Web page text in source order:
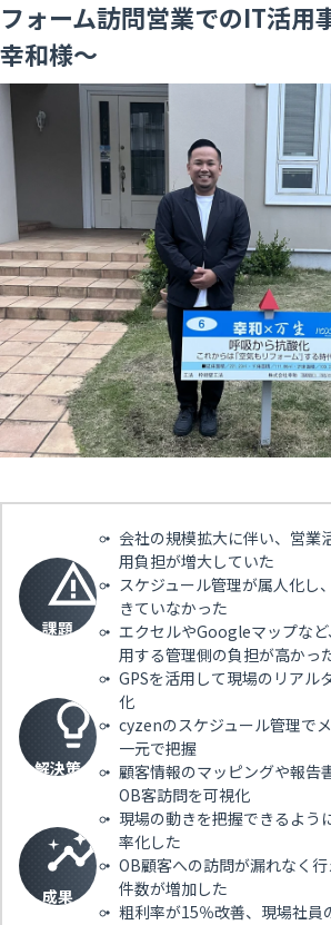
フォーム訪問営業でのIT活用
幸和様～
課題
会社の規模拡大に伴い、営業
用負担が増大していた
スケジュール管理が属人化し
きていなかった
エクセルやGoogleマップな
用する管理側の負担が高かっ
解決策
GPSを活用して現場のリアル
化
cyzenのスケジュール管理で
一元で把握
顧客情報のマッピングや報告
OB客訪問を可視化
成果
現場の動きを把握できるよう
率化した
OB顧客への訪問が漏れなく
件数が増加した
粗利率が15％改善、現場社員